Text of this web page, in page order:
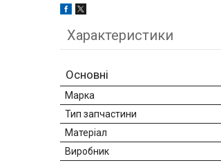
Характеристики
Основні
Марка
Тип запчастини
Матеріал
Виробник